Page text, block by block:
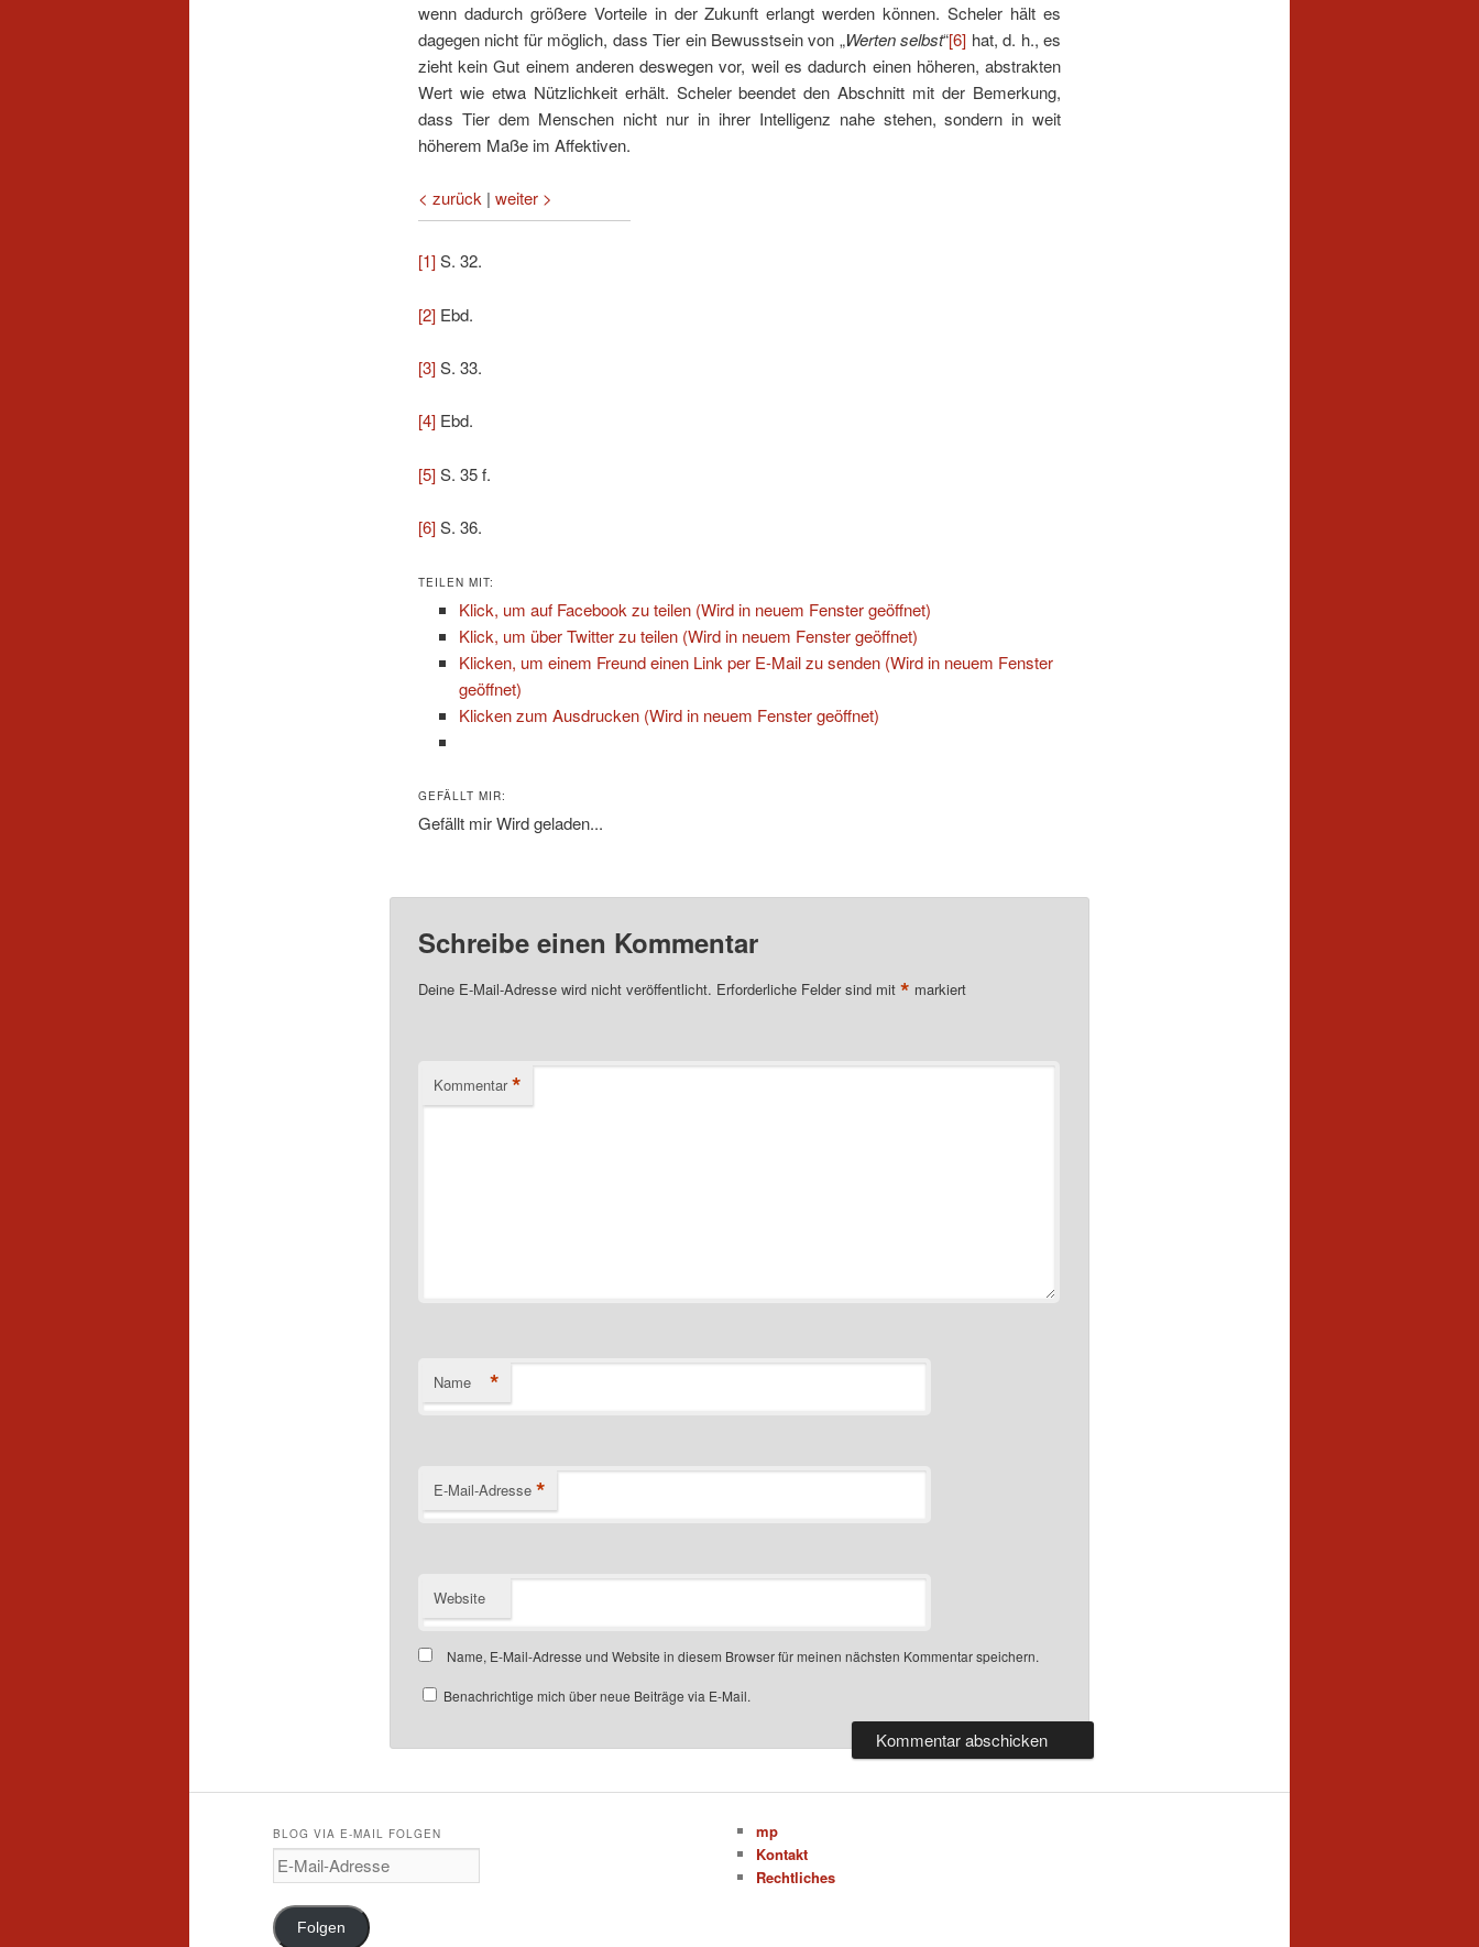
wenn dadurch größere Vorteile in der Zukunft erlangt werden können. Scheler hält es
dagegen nicht für möglich, dass Tier ein Bewusstsein von „Werten selbst“[6] hat, d. h., es
zieht kein Gut einem anderen deswegen vor, weil es dadurch einen höheren, abstrakten
Wert wie etwa Nützlichkeit erhält. Scheler beendet den Abschnitt mit der Bemerkung,
dass Tier dem Menschen nicht nur in ihrer Intelligenz nahe stehen, sondern in weit
höherem Maße im Affektiven.
< zurück| weiter >
[1]S. 32.
[2]Ebd.
[3]S. 33.
[4]Ebd.
[5]S. 35 f.
[6]S. 36.
TEILEN MIT:
Klick, um auf Facebook zu teilen (Wird in neuem Fenster geöffnet)
Klick, um über Twitter zu teilen (Wird in neuem Fenster geöffnet)
Klicken, um einem Freund einen Link per E-Mail zu senden (Wird in neuem Fenster
geöffnet)
Klicken zum Ausdrucken (Wird in neuem Fenster geöffnet)
GEFÄLLT MIR:
Gefällt mirWird geladen...
Schreibe einen Kommentar
Deine E-Mail-Adresse wird nicht veröffentlicht. Erforderliche Felder sind mit * markiert
Kommentar *
Name *
E-Mail-Adresse *
Website
Name, E-Mail-Adresse und Website in diesem Browser für meinen nächsten Kommentar speichern.
Benachrichtige mich über neue Beiträge via E-Mail.
BLOG VIA E-MAIL FOLGEN
E
-
a
i
Folgen
mp
Kontakt
Rechtliches